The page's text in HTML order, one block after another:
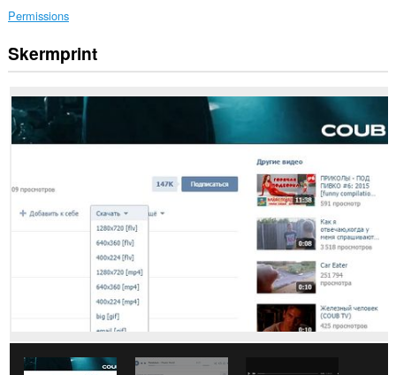
Permissions
Dizze
tafoeging
tagong
ha
ta
jo
websteeën.
websteeën.
Skermprint